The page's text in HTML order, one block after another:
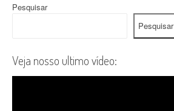
Pesquisar
Pesquisar
Veja nosso ultimo vídeo: